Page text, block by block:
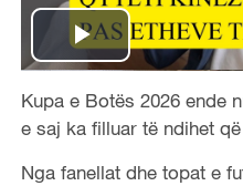
P
l
a
Kupa e Botës 2026 ende
e saj ka filluar të ndihet
Nga fanellat dhe topat e